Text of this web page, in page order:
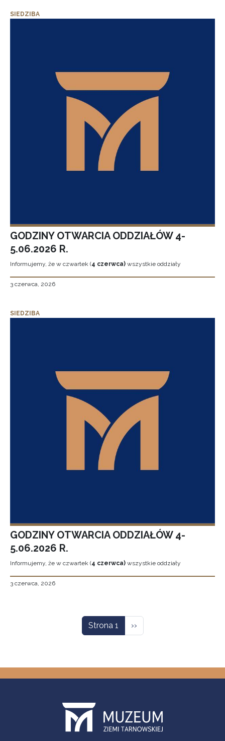
SIEDZIBA
GODZINY OTWARCIA ODDZIAŁÓW 4-
5.06.2026 R.
Informujemy, że w czwartek (4 czerwca) wszystkie oddziały
3 czerwca, 2026
SIEDZIBA
GODZINY OTWARCIA ODDZIAŁÓW 4-
5.06.2026 R.
Informujemy, że w czwartek (4 czerwca) wszystkie oddziały
3 czerwca, 2026
Strona 1 Następna strona
››